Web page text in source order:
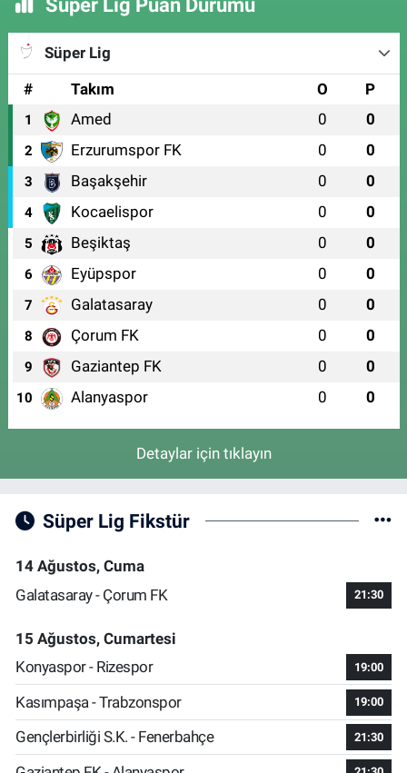
Süper Lig Puan Durumu
Süper Lig
#
Takım O P
1 Amed 0 0
2 Erzurumspor FK 0 0
3 Başakşehir 0 0
4 Kocaelispor 0 0
5 Beşiktaş 0 0
6 Eyüpspor 0 0
7 Galatasaray 0 0
8 Çorum FK 0 0
9 Gaziantep FK 0 0
10 Alanyaspor 0 0
Detaylar için tıklayın
Süper Lig Fikstür
14 Ağustos, Cuma
Galatasaray - Çorum FK
21:30
15 Ağustos, Cumartesi
Konyaspor - Rizespor
19:00
Kasımpaşa - Trabzonspor 19:00
Gençlerbirliği S.K. - Fenerbahçe 21:30